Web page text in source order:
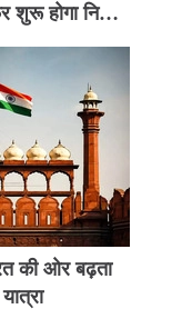
होगा निर्माण
की ओर बढ़ता